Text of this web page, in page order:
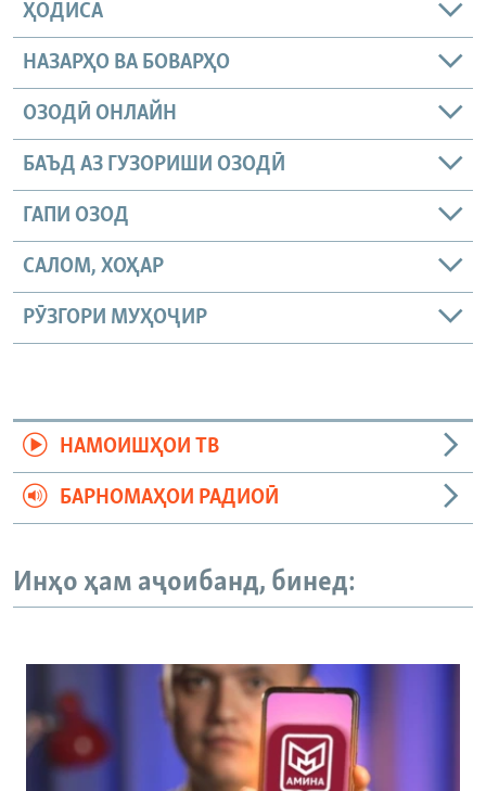
ҲОДИСА
НАЗАРҲО ВА БОВАРҲО
ОЗОДӢ ОНЛАЙН
БАЪД АЗ ГУЗОРИШИ ОЗОДӢ
ГАПИ ОЗОД
САЛОМ, ХОҲАР
РӮЗГОРИ МУҲОҶИР
НАМОИШҲОИ ТВ
БАРНОМАҲОИ РАДИОӢ
Инҳо ҳам аҷоибанд, бинед: